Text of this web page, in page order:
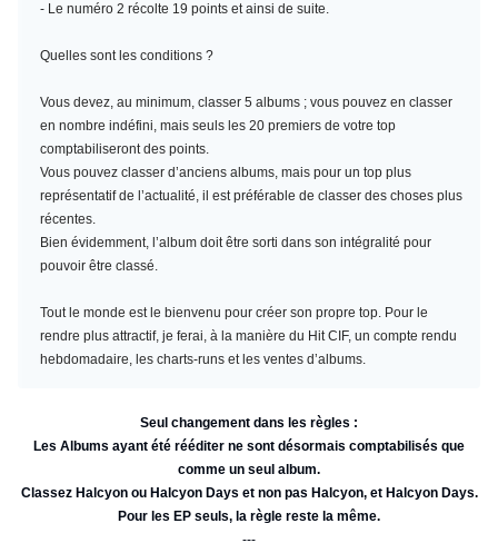
- Le numéro 2 récolte 19 points et ainsi de suite.
Quelles sont les conditions ?
Vous devez, au minimum, classer 5 albums ; vous pouvez en classer
en nombre indéfini, mais seuls les 20 premiers de votre top
comptabiliseront des points.
Vous pouvez classer d’anciens albums, mais pour un top plus
représentatif de l’actualité, il est préférable de classer des choses plus
récentes.
Bien évidemment, l’album doit être sorti dans son intégralité pour
pouvoir être classé.
Tout le monde est le bienvenu pour créer son propre top. Pour le
rendre plus attractif, je ferai, à la manière du Hit CIF, un compte rendu
hebdomadaire, les charts-runs et les ventes d’albums.
Seul changement dans les règles :
Les Albums ayant été rééditer ne sont désormais comptabilisés que
comme un seul album.
Classez Halcyon ou Halcyon Days et non pas Halcyon, et Halcyon Days.
Pour les EP seuls, la règle reste la même.
---